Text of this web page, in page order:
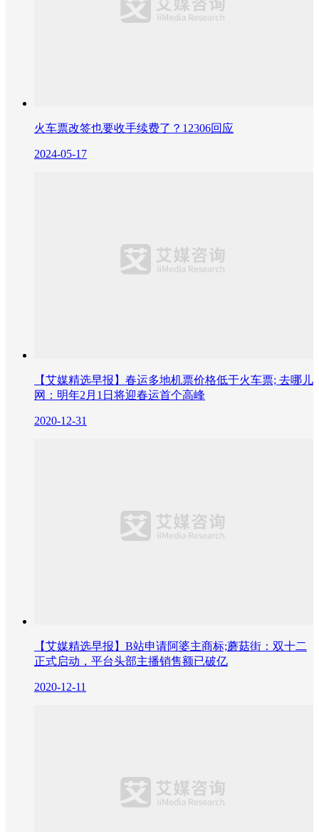
火车票改签也要收手续费了？12306回应
2024-05-17
【艾媒精选早报】春运多地机票价格低于火车票; 去哪儿
网：明年2月1日将迎春运首个高峰
2020-12-31
【艾媒精选早报】B站申请阿婆主商标;蘑菇街：双十二
正式启动，平台头部主播销售额已破亿
2020-12-11